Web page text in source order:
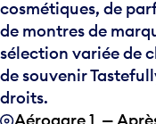
cosmétiques, de
de montres de
sélection variée de
de souvenir
droits.